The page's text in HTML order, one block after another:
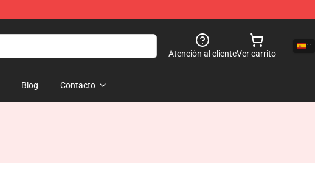
Atención al clienteVer carrito
Blog Contacto